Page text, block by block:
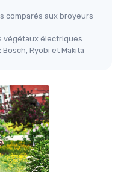
comparés aux broyeurs
végétaux électriques
Ryobi et Makita